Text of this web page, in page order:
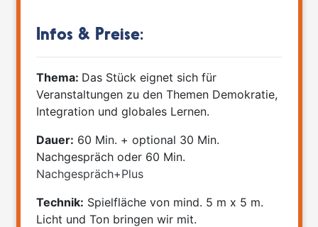
Infos & Preise:
Thema: Das Stück eignet sich für
Veranstaltungen zu den Themen Demokratie,
Integration und globales Lernen.
Dauer: 60 Min. + optional 30 Min.
Nachgespräch oder 60 Min.
Nachgespräch+Plus
Technik: Spielfläche von mind. 5 m x 5 m.
Licht und Ton bringen wir mit.